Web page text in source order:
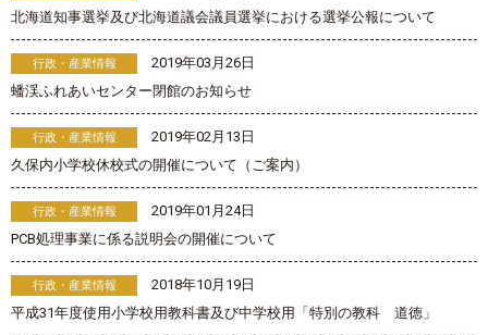
北海道知事選挙及び北海道議会議員選挙における選挙公報について
行政・産業情報
2019年03月26日
蟠渓ふれあいセンター閉館のお知らせ
行政・産業情報
2019年02月13日
久保内小学校休校式の開催について（ご案内）
行政・産業情報
2019年01月24日
PCB処理事業に係る説明会の開催について
行政・産業情報
2018年10月19日
平成31年度使用小学校用教科書及び中学校用「特別の教科 道徳」